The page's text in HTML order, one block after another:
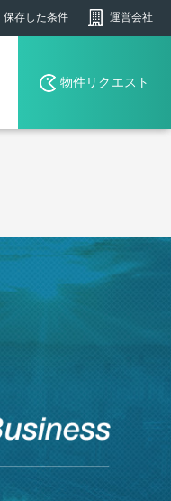
保存した条件 運営会社
物件リクエスト